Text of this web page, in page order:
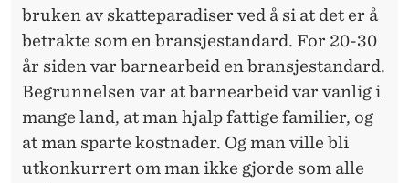
bruken av skatteparadiser ved å si at det er å
betrakte som en bransjestandard. For 20-30
år siden var barnearbeid en bransjestandard.
Begrunnelsen var at barnearbeid var vanlig i
mange land, at man hjalp fattige familier, og
at man sparte kostnader. Og man ville bli
utkonkurrert om man ikke gjorde som alle